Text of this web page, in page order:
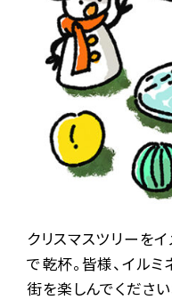
クリスマスツリーを
で乾杯。皆様、イル
街を楽しんでください